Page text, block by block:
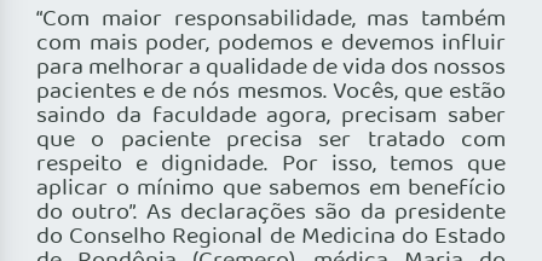
“Com maior responsabilidade, mas também
com mais poder, podemos e devemos influir
para melhorar a qualidade de vida dos nossos
pacientes e de nós mesmos. Vocês, que estão
saindo da faculdade agora, precisam saber
que o paciente precisa ser tratado com
respeito e dignidade. Por isso, temos que
aplicar o mínimo que sabemos em benefício
do outro”. As declarações são da presidente
do Conselho Regional de Medicina do Estado